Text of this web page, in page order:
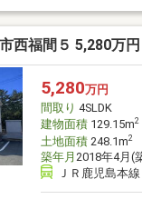
せん。周辺には小学校
住みやすい環境が整っ
リアにも該当。福間海
街です。週末には家族
しむことも可能です。静
が揃っているため、バ
西福間５ 5,280万
5,280万円
間取り 4SLDK
建物面積129.15m2
土地面積248.1m2
築年月 2018年4月(
ＪＲ鹿児島本